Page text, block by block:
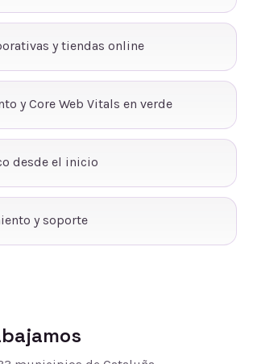
y tiendas online
y Core Web Vitals en verde
desde el inicio
y soporte